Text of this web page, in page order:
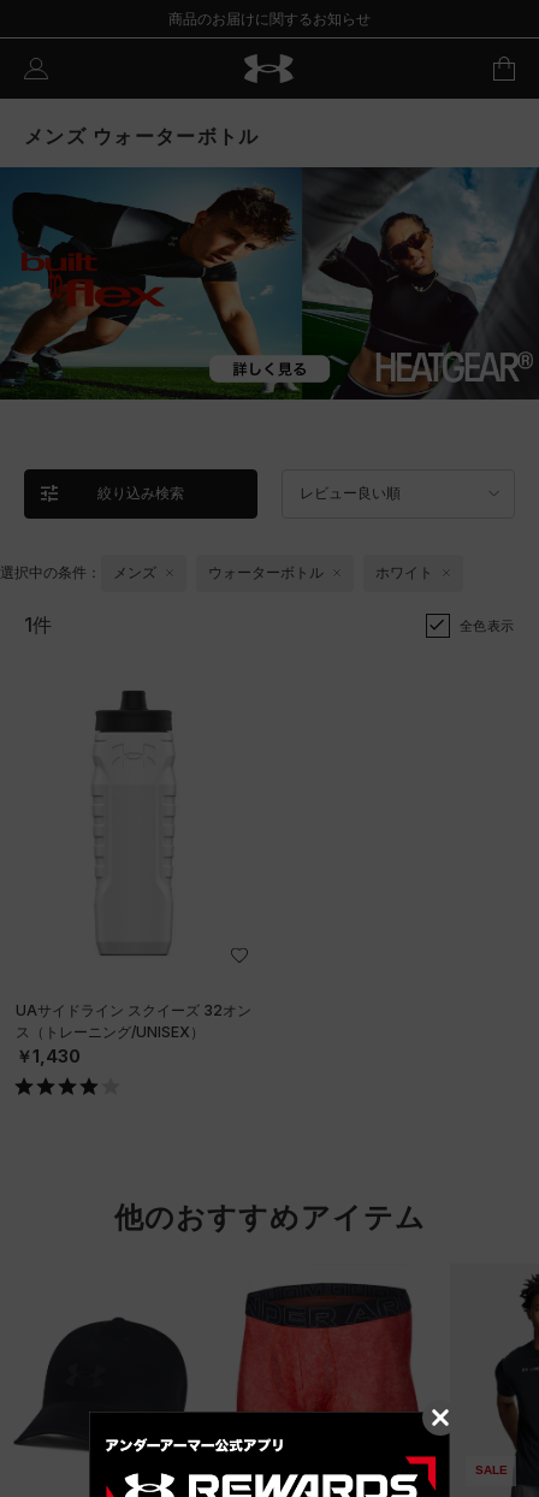
商品のお届けに関するお知らせ
メンズ ウォーターボトル
絞り込み検索 レビュー良い順
選択中の条件： メンズ ウォーターボトル ホワイト
1件 全色表示
UAサイドライン スクイーズ 32オン
ス（トレーニング/UNISEX）
￥1,430
他のおすすめアイテム
SALE